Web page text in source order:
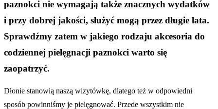
paznokci nie wymagają także znacznych wydatków
i przy dobrej jakości, służyć mogą przez długie lata.
Sprawdźmy zatem w jakiego rodzaju akcesoria do
codziennej pielęgnacji paznokci warto się
zaopatrzyć.
Dłonie stanowią naszą wizytówkę, dlatego też w odpowiedni
sposób powinniśmy je pielęgnować. Przede wszystkim nie